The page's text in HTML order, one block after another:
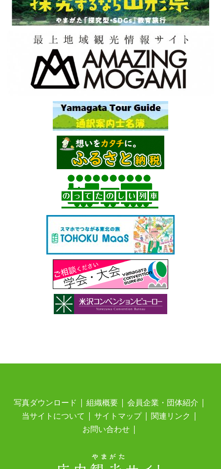
写真ダウンロード 組織概要
会員企業・団体紹介
当サイトについて
サイトマップ
関連リンク
お問い合わせ